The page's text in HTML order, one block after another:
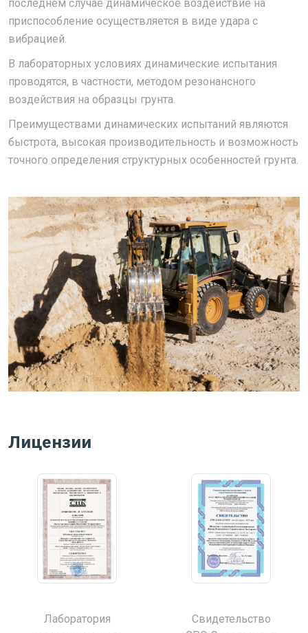
последнем случае динамическое воздействие на
приспособление осуществляется в виде удара с
вибрацией.
В лабораторных условиях динамические испытания
проводятся, в частности, методом резонансного
воздействия на образцы грунта.
Преимуществами динамических испытаний являются
быстрота, высокая производительность и возможность
точного определения структурных особенностей грунта.
Лицензии
Лаборатория
Свидетельство